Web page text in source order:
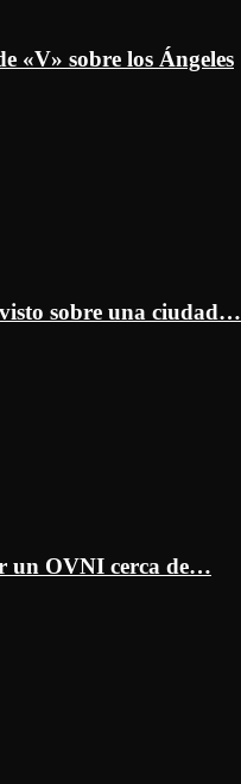
«V» sobre los Ángeles
sobre una ciudad…
un OVNI cerca de…